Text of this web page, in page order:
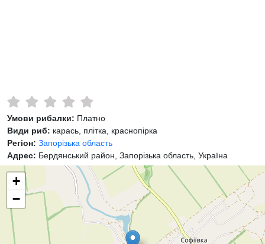
Умови рибалки: Платно
Види риб: карась, плітка, краснопірка
Регіон: Запорізька область
Адрес: Бердянський район, Запорізька область, Україна
+
−